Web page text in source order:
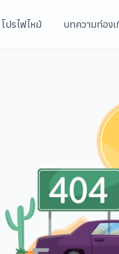
โปรไฟไหม้ บทความท่องเ